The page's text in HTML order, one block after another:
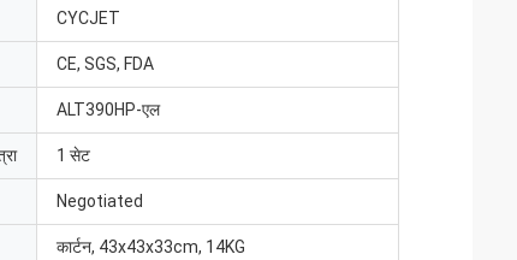
CYCJET
CE, SGS, FDA
ALT390HP-एल
1 सेट
Negotiated
कार्टन, 43x43x33cm, 14KG